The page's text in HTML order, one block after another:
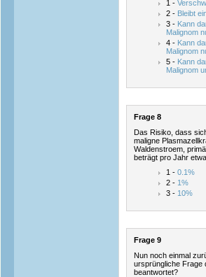
1 -
2 - Bleibt
3 - Kann
Malignom
4 - Kann
Malignom
5 - Kann
Malignom
Frage 8
Das Risiko, dass
maligne
Waldenstroem,
beträgt pro Jahr etwa
1 - 0.1%
2 - 1%
3 - 10%
Frage 9
Nun noch einmal
ursprüngliche Frage
beantwortet?